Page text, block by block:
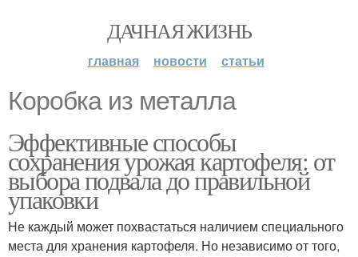
ДАЧНАЯ ЖИЗНЬ
главная новости статьи
Коробка из металла
Эффективные способы
сохранения урожая картофеля: от
выбора подвала до правильной
упаковки
Не каждый может похвастаться наличием специального
места для хранения картофеля. Но независимо от того,